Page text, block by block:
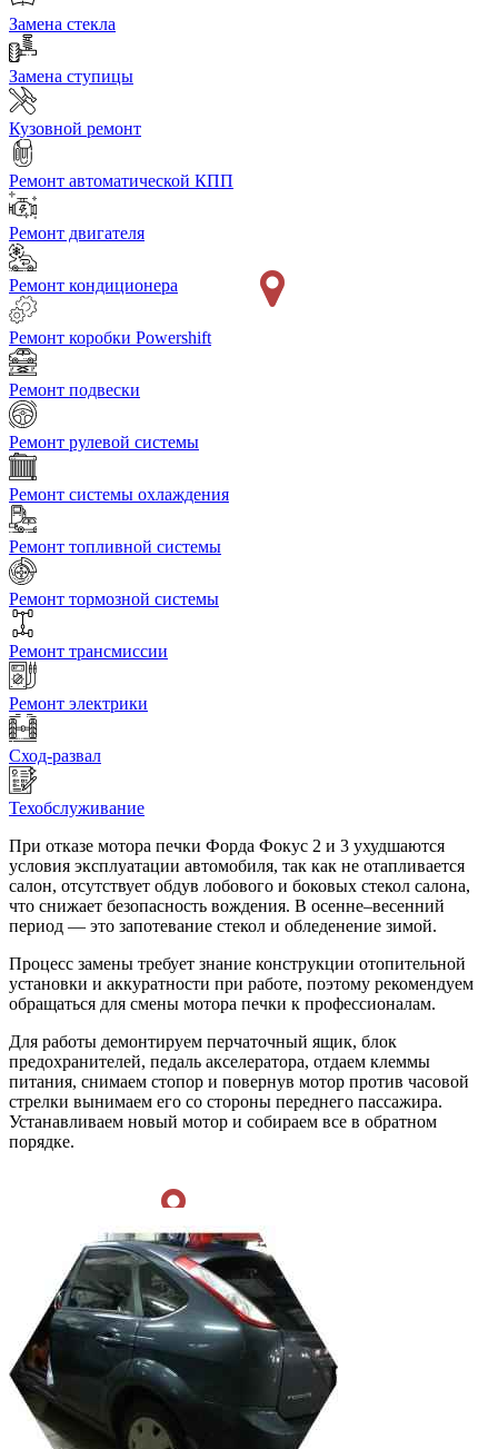
Замена стекла
Замена ступицы
Кузовной ремонт
Ремонт автоматической КПП
Ремонт двигателя
Ремонт кондиционера
Ремонт коробки Powershift
Ремонт подвески
Ремонт рулевой системы
Ремонт системы охлаждения
Ремонт топливной системы
Ремонт тормозной системы
Ремонт трансмиссии
Ремонт электрики
Сход-развал
Техобслуживание
При отказе мотора печки Форда Фокус 2 и 3 ухудшаются
условия эксплуатации автомобиля, так как не отапливается
салон, отсутствует обдув лобового и боковых стекол салона,
что снижает безопасность вождения. В осенне–весенний
период — это запотевание стекол и обледенение зимой.
Процесс замены требует знание конструкции отопительной
установки и аккуратности при работе, поэтому рекомендуем
обращаться для смены мотора печки к профессионалам.
Для работы демонтируем перчаточный ящик, блок
предохранителей, педаль акселератора, отдаем клеммы
питания, снимаем стопор и повернув мотор против часовой
стрелки вынимаем его со стороны переднего пассажира.
Устанавливаем новый мотор и собираем все в обратном
порядке.